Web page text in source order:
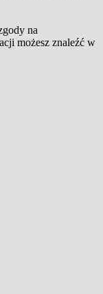
na
możesz znaleźć w